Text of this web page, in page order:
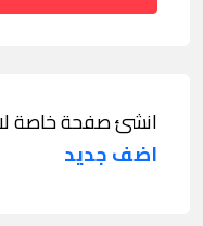
انشئ صفحة خاصة
اضف جديد